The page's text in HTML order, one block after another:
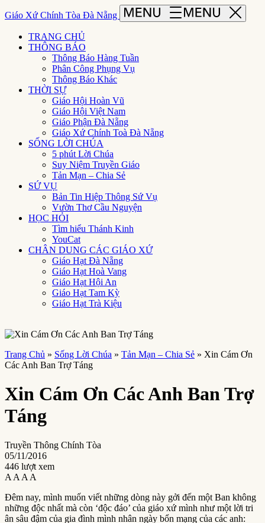
Giáo Xứ Chính Tòa Đà Nẵng
TRANG CHỦ
THÔNG BÁO
Thông Báo Hàng Tuần
Phân Công Phụng Vụ
Thông Báo Khác
THỜI SỰ
Giáo Hội Hoàn Vũ
Giáo Hội Việt Nam
Giáo Phận Đà Nẵng
Giáo Xứ Chính Toà Đà Nẵng
SỐNG LỜI CHÚA
5 phút Lời Chúa
Suy Niệm Truyền Giáo
Tản Mạn – Chia Sẻ
SỨ VỤ
Bản Tin Hiệp Thông Sứ Vụ
Vườn Thơ Cầu Nguyện
HỌC HỎI
Tìm hiểu Thánh Kinh
YouCat
CHÂN DUNG CÁC GIÁO XỨ
Giáo Hạt Đà Nẵng
Giáo Hạt Hoà Vang
Giáo Hạt Hội An
Giáo Hạt Tam Kỳ
Giáo Hạt Trà Kiệu
Trang Chủ » Sống Lời Chúa » Tản Mạn – Chia Sẻ » Xin Cám Ơn
Các Anh Ban Trợ Táng
Xin Cám Ơn Các Anh Ban Trợ
Táng
Truyền Thông Chính Tòa
05/11/2016
446 lượt xem
A A A A
Đêm nay, mình muốn viết những dòng này gởi đến một Ban không
những độc nhất mà còn ‘độc đáo’ của giáo xứ mình như một lời tri
ân sâu đậm của gia đình mình nhân ngày bổn mạng của các anh: